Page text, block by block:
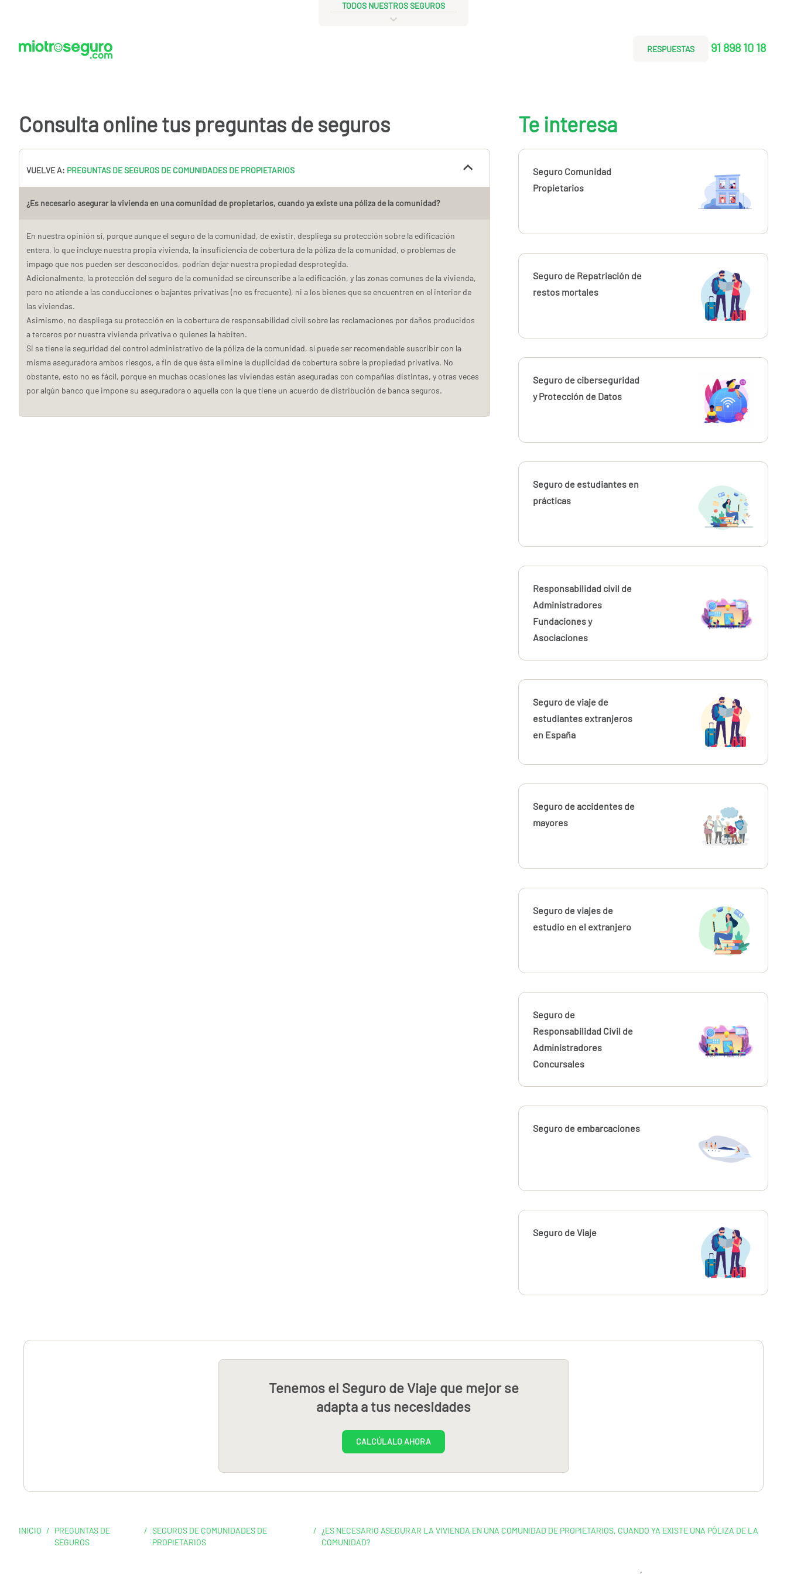
TODOS NUESTROS SEGUROS
RESPUESTAS 91 898 10 18
Consulta online tus preguntas de seguros
VUELVE A: PREGUNTAS DE SEGUROS DE COMUNIDADES DE PROPIETARIOS
¿Es necesario asegurar la vivienda en una comunidad de propietarios, cuando ya existe una póliza de la comunidad?
En nuestra opinión sí, porque aunque el seguro de la comunidad, de existir, despliega su protección sobre la edificación
entera, lo que incluye nuestra propia vivienda, la insuficiencia de cobertura de la póliza de la comunidad, o problemas de
impago que nos pueden ser desconocidos, podrían dejar nuestra propiedad desprotegida.
Adicionalmente, la protección del seguro de la comunidad se circunscribe a la edificación, y las zonas comunes de la vivienda,
pero no atiende a las conducciones o bajantes privativas (no es frecuente), ni a los bienes que se encuentren en el interior de
las viviendas.
Asimismo, no despliega su protección en la cobertura de responsabilidad civil sobre las reclamaciones por daños producidos
a terceros por nuestra vivienda privativa o quienes la habiten.
Si se tiene la seguridad del control administrativo de la póliza de la comunidad, sí puede ser recomendable suscribir con la
misma aseguradora ambos riesgos, a fin de que ésta elimine la duplicidad de cobertura sobre la propiedad privativa. No
obstante, esto no es fácil, porque en muchas ocasiones las viviendas están aseguradas con compañías distintas, y otras veces
por algún banco que impone su aseguradora o aquella con la que tiene un acuerdo de distribución de banca seguros.
Te interesa
Seguro Comunidad
Propietarios
Seguro de Repatriación de
restos mortales
Seguro de ciberseguridad
y Protección de Datos
Seguro de estudiantes en
prácticas
Responsabilidad civil de
Administradores
Fundaciones y
Asociaciones
Seguro de viaje de
estudiantes extranjeros
en España
Seguro de accidentes de
mayores
Seguro de viajes de
estudio en el extranjero
Seguro de
Responsabilidad Civil de
Administradores
Concursales
Seguro de embarcaciones
Seguro de Viaje
Tenemos el Seguro de Viaje que mejor se
adapta a tus necesidades
CALCÚLALO AHORA
INICIO / PREGUNTAS DE
SEGUROS
/ SEGUROS DE COMUNIDADES DE
PROPIETARIOS
/ ¿ES NECESARIO ASEGURAR LA VIVIENDA EN UNA COMUNIDAD DE PROPIETARIOS, CUANDO YA EXISTE UNA PÓLIZA DE LA
COMUNIDAD?